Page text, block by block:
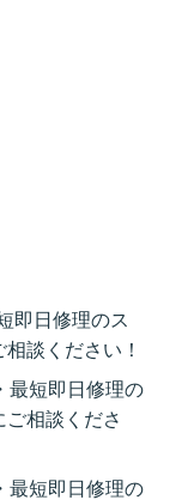
即日修理のス
談ください！
短即日修理の
相談くださ
短即日修理の